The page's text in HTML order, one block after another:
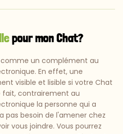
pour mon Chat?
un complément au
En effet, une
visible et lisible si votre Chat
fait, contrairement au
la personne qui a
pas besoin de l'amener chez
vous joindre. Vous pourrez